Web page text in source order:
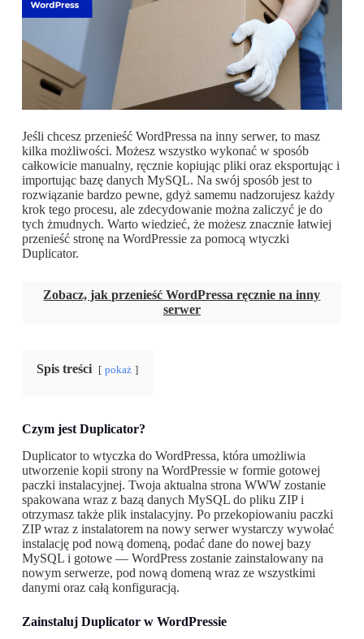
Jeśli chcesz przenieść WordPressa na inny serwer, to masz
kilka możliwości. Możesz wszystko wykonać w sposób
całkowicie manualny, ręcznie kopiując pliki oraz eksportując i
importując bazę danych MySQL. Na swój sposób jest to
rozwiązanie bardzo pewne, gdyż samemu nadzorujesz każdy
krok tego procesu, ale zdecydowanie można zaliczyć je do
tych żmudnych. Warto wiedzieć, że możesz znacznie łatwiej
przenieść stronę na WordPressie za pomocą wtyczki
Duplicator.
Zobacz, jak przenieść WordPressa ręcznie na inny
serwer
Spis treści pokaż
Czym jest Duplicator?
Duplicator to wtyczka do WordPressa, która umożliwia
utworzenie kopii strony na WordPressie w formie gotowej
paczki instalacyjnej. Twoja aktualna strona WWW zostanie
spakowana wraz z bazą danych MySQL do pliku ZIP i
otrzymasz także plik instalacyjny. Po przekopiowaniu paczki
ZIP wraz z instalatorem na nowy serwer wystarczy wywołać
instalację pod nową domeną, podać dane do nowej bazy
MySQL i gotowe — WordPress zostanie zainstalowany na
nowym serwerze, pod nową domeną wraz ze wszystkimi
danymi oraz całą konfiguracją.
Zainstaluj Duplicator w WordPressie